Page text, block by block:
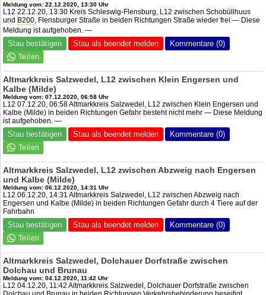
Meldung vom: 22.12.2020, 13:30 Uhr
L12 22.12.20, 13:30 Kreis Schleswig-Flensburg, L12 zwischen Schobüllhuus
und B200, Flensburger Straße in beiden Richtungen Straße wieder frei — Diese
Meldung ist aufgehoben. —
Stau bestätigen Stau als beendet melden Kommentare (0)
Altmarkkreis Salzwedel, L12 zwischen Klein Engersen und
Kalbe (Milde)
Meldung vom: 07.12.2020, 06:58 Uhr
L12 07.12.20, 06:58 Altmarkkreis Salzwedel, L12 zwischen Klein Engersen und
Kalbe (Milde) in beiden Richtungen Gefahr besteht nicht mehr — Diese Meldung
ist aufgehoben. —
Stau bestätigen Stau als beendet melden Kommentare (0)
Altmarkkreis Salzwedel, L12 zwischen Abzweig nach Engersen
und Kalbe (Milde)
Meldung vom: 06.12.2020, 14:31 Uhr
L12 06.12.20, 14:31 Altmarkkreis Salzwedel, L12 zwischen Abzweig nach
Engersen und Kalbe (Milde) in beiden Richtungen Gefahr durch 4 Tiere auf der
Fahrbahn
Stau bestätigen Stau als beendet melden Kommentare (0)
Altmarkkreis Salzwedel, Dolchauer Dorfstraße zwischen
Dolchau und Brunau
Meldung vom: 04.12.2020, 11:42 Uhr
L12 04.12.20, 11:42 Altmarkkreis Salzwedel, Dolchauer Dorfstraße zwischen